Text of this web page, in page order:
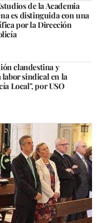
de la Academia
es distinguida con una
por la Dirección
clandestina y
sindical en la
Local", por USO